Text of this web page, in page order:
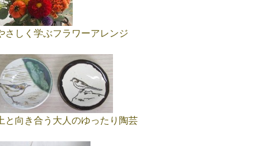
さしく学ぶフラワーアレンジ
と向き合う大人のゆったり陶芸